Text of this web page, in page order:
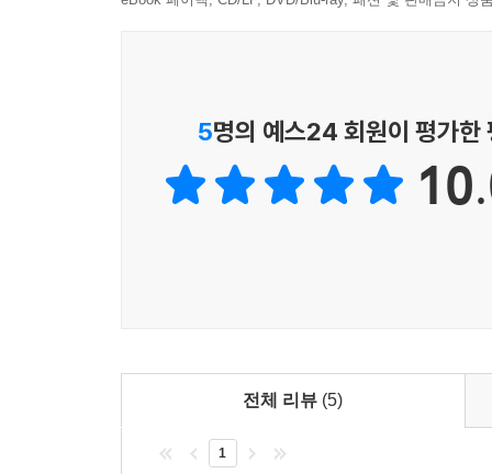
5명의 예스24 회원이 평가한
전체 리뷰 (5)
1